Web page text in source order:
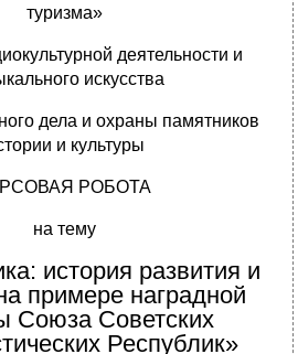
туризма»
деятельности и
искусства
дела и охраны памятников
и культуры
РОБОТА
на тему
история развития и
примере наградной
Союза Советских
Республик»